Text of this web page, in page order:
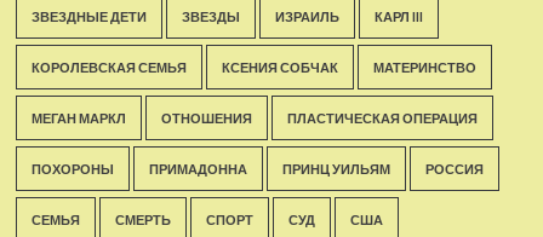
ЗВЕЗДНЫЕ ДЕТИ ЗВЕЗДЫ ИЗРАИЛЬ КАРЛ III
КОРОЛЕВСКАЯ СЕМЬЯ КСЕНИЯ СОБЧАК МАТЕРИНСТВО
МЕГАН МАРКЛ ОТНОШЕНИЯ ПЛАСТИЧЕСКАЯ ОПЕРАЦИЯ
ПОХОРОНЫ ПРИМАДОННА ПРИНЦ УИЛЬЯМ РОССИЯ
СЕМЬЯ СМЕРТЬ СПОРТ СУД США